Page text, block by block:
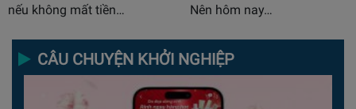
nếu không mất tiền…
Nên hôm nay…
CÂU CHUYỆN KHỞI NGHIỆP